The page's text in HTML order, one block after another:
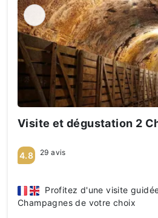
Visite et dégustation 2
Profitez d'une visite
Champagnes de votre choix
4.8 29 avis